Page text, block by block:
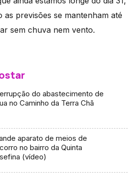
as previsões se mantenham até
sem chuva nem vento.
do abastecimento de
no Caminho da Terra Chã
aparato de meios de
no bairro da Quinta
(vídeo)